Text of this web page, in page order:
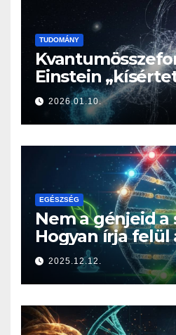
TUDOMÁNY
Einstein
távolhatása” a
határán
2026.01.10.
EGÉSZSÉG
Nem a génjeid a
Hogyan írja felül
életmódod az
2025.12.12.